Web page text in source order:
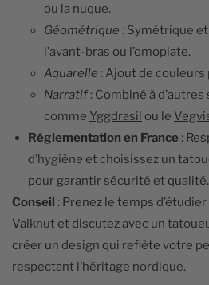
ou la nuque.
Géométrique : Symétrique
l’avant-bras ou l’omoplate.
Aquarelle : Ajout de
Narratif : Combiné à
comme Yggdrasil ou le
Réglementation en France :
d’hygiène et choisissez un
pour garantir sécurité et qualité.
Conseil : Prenez le temps
Valknut et discutez avec un
créer un design qui reflète votre
respectant l’héritage nordique.